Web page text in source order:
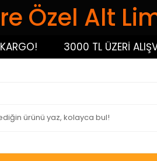
Özel Alt
3000 TL ÜZERİ